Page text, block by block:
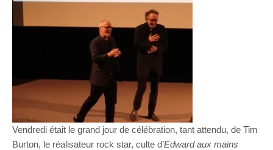
Vendredi était le grand jour de célébration, tant attendu, de Tim
Burton, le réalisateur rock star, culte d’Edward aux mains